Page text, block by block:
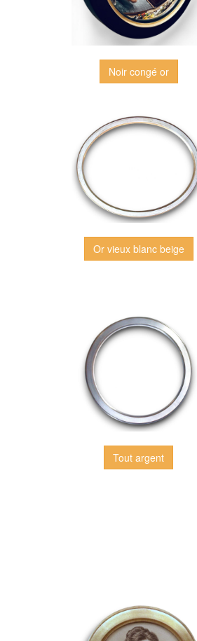
Noir congé or
Or vieux blanc beige
Tout argent